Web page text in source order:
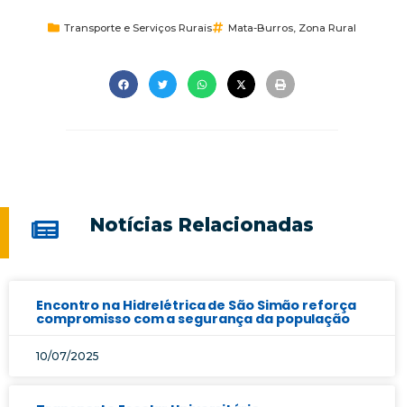
Transporte e Serviços Rurais Mata-Burros, Zona Rural
Notícias Relacionadas
Encontro na Hidrelétrica de São Simão reforça
compromisso com a segurança da população
10/07/2025